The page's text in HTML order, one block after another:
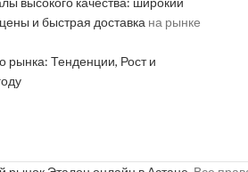
и быстрая доставка на рынке
рынка: Тенденции, Рост и